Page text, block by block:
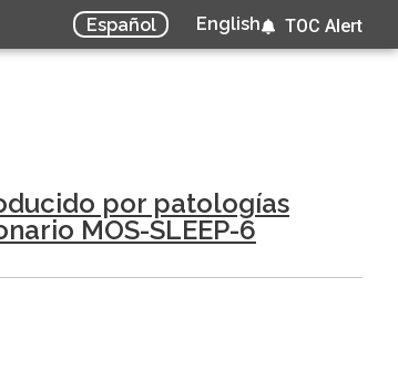
Español English TOC Alert
por patologías
MOS-SLEEP-6